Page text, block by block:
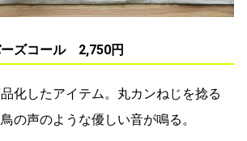
ーズコール 2,750円
化したアイテム。丸カンねじを捻る
の声のような優しい音が鳴る。